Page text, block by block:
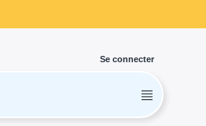
Se connecter